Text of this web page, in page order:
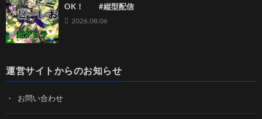
OK！ #縦型配信
2026.08.06
運営サイトからのお知らせ
お問い合わせ